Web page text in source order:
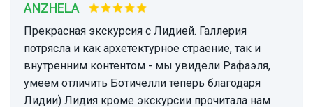
ANZHELA
Прекрасная экскурсия с Лидией. Галлерия
потрясла и как архетектурное страение, так и
внутренним контентом - мы увидели Рафаэля,
умеем отличить Ботичелли теперь благодаря
Лидии) Лидия кроме экскурсии прочитала нам